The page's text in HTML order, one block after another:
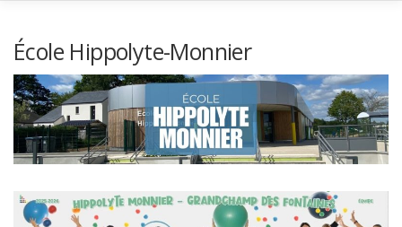
NOS MANIFESTATIONS NOS DIFFÉRENTES VENTES
École Hippolyte-Monnier